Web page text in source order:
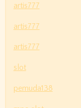
artis777
artis777
artis777
slot
pemuda138